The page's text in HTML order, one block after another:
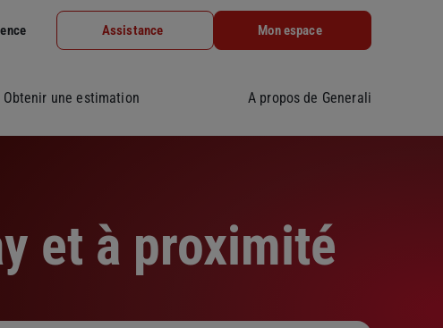
Assistance Mon espace
Obtenir une estimation A propos de Generali
et à proximité